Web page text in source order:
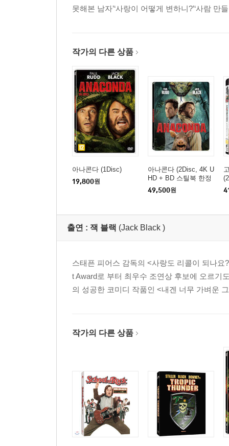
못해본 남자’‘사랑이 어떻게 변하니?’‘사람 만
작가의 다른 상품
아나콘다 (1Disc)
19,800원
아나콘다 (2Disc, 4K U
HD + BD 스틸북 한정
판) : 블루레이
49,500원
출연 : 잭 블랙 (Jack Black )
스태픈 피어스 감독의 <사랑도 리콜이 되나
t Award로 부터 최우수 조연상 후보에 오르기
의 성공한 코미디 작품인 <내겐 너무 가벼운
작가의 다른 상품